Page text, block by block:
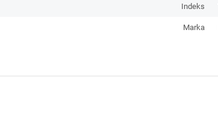
Indeks
Marka